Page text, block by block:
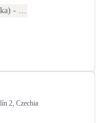
2, Czechia